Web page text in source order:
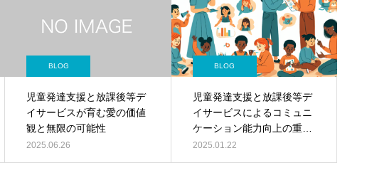
BLOG
児童発達支援と放課後等デ
イサービスが育む愛の価値
観と無限の可能性
2025.06.26
BLOG
児童発達支援と放課後等デ
イサービスによるコミュニ
ケーション能力向上の重要
性
2025.01.22